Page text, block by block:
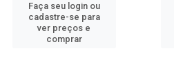
Faça seu login ou
cadastre-se para
ver preços e
comprar